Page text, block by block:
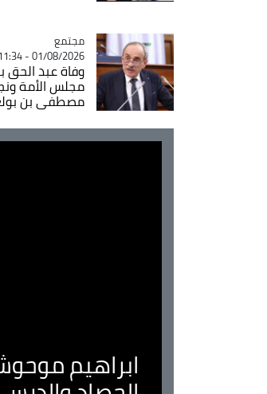
Catégorie
مجتمع
01/08/2026 - 11:34
وفاة عبد الحق
مجلس الأمة
مصطفى بن
ابراهيم